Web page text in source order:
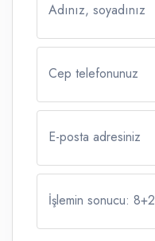
Adınız, soyadınız
Cep telefonunuz
E-posta adresiniz
İşlemin sonucu: 8+2